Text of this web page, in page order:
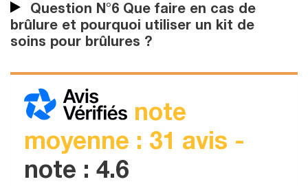
Question N°6 Que faire en cas de
brûlure et pourquoi utiliser un kit de
soins pour brûlures ?
note
moyenne : 31 avis -
note : 4.6